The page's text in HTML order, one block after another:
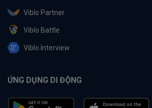
Viblo Partner
Viblo Battle
Viblo Interview
ỨNG DỤNG DI ĐỘNG